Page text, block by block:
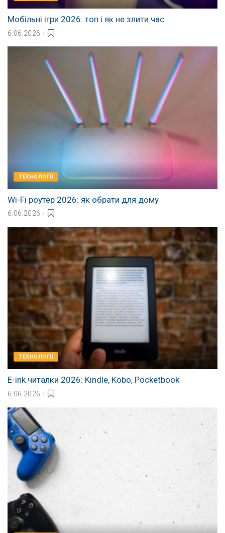
Мобільні ігри 2026: топ і як не злити час
6.06.2026
ТЕХНОЛОГІЇ
Wi-Fi роутер 2026: як обрати для дому
6.06.2026
ТЕХНОЛОГІЇ
E-ink читалки 2026: Kindle, Kobo, Pocketbook
6.06.2026